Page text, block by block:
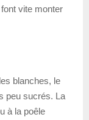
vite monter
blanches, le
peu sucrés. La
à la poêle